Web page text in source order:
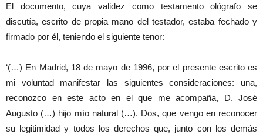
El documento, cuya validez como testamento ológrafo se
discutía, escrito de propia mano del testador, estaba fechado y
firmado por él, teniendo el siguiente tenor:
‘(…) En Madrid, 18 de mayo de 1996, por el presente escrito es
mi voluntad manifestar las siguientes consideraciones: una,
reconozco en este acto en el que me acompaña, D. José
Augusto (…) hijo mío natural (…). Dos, que vengo en reconocer
su legitimidad y todos los derechos que, junto con los demás